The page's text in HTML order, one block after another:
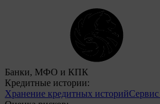
Банки, МФО и КПК
Кредитные истории:
Хранение кредитных историй